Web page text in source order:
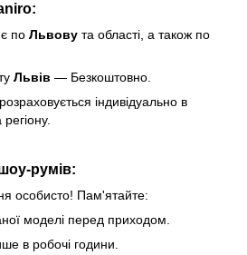
по Львову та області, а також по
Львів — Безкоштовно.
індивідуально в
румів:
особисто! Пам'ятайте:
моделі перед приходом.
в робочі години.